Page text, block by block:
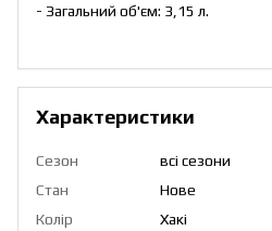
- Загальний об'єм: 3,15 л.
Характеристики
Сезон
всі сезони
Стан
Нове
Колір
Хакі